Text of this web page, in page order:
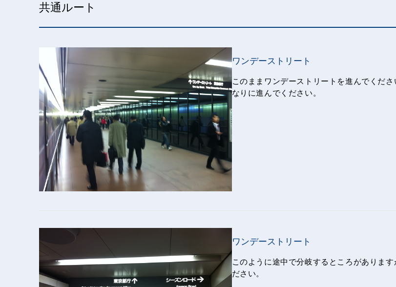
共通ルート
ワンデーストリート
このままワンデーストリートを進んでくだ
なりに進んでください。
ワンデーストリート
このように途中で分岐するところがありま
ださい。